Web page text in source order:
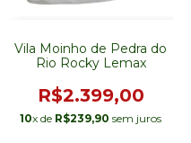
Vila Moinho de Pedra do
Rio Rocky Lemax
R$2.399,00
10x de R$239,90 sem juros